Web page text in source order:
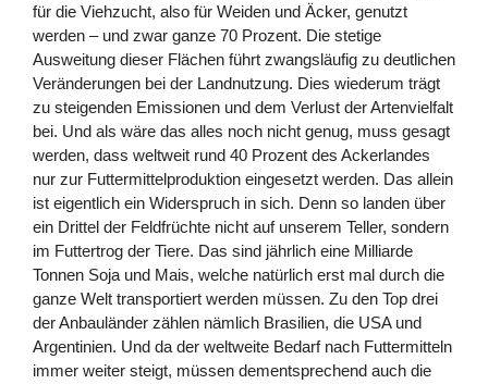
für die Viehzucht, also für Weiden und Äcker, genutzt
werden – und zwar ganze 70 Prozent. Die stetige
Ausweitung dieser Flächen führt zwangsläufig zu deutlichen
Veränderungen bei der Landnutzung. Dies wiederum trägt
zu steigenden Emissionen und dem Verlust der Artenvielfalt
bei. Und als wäre das alles noch nicht genug, muss gesagt
werden, dass weltweit rund 40 Prozent des Ackerlandes
nur zur Futtermittelproduktion eingesetzt werden. Das allein
ist eigentlich ein Widerspruch in sich. Denn so landen über
ein Drittel der Feldfrüchte nicht auf unserem Teller, sondern
im Futtertrog der Tiere. Das sind jährlich eine Milliarde
Tonnen Soja und Mais, welche natürlich erst mal durch die
ganze Welt transportiert werden müssen. Zu den Top drei
der Anbauländer zählen nämlich Brasilien, die USA und
Argentinien. Und da der weltweite Bedarf nach Futtermitteln
immer weiter steigt, müssen dementsprechend auch die